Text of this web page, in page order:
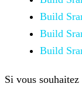
Build
Build
Build
Si vous